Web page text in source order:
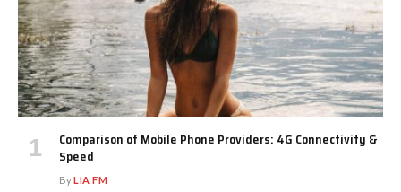
Comparison of Mobile Phone Providers: 4G Connectivity &
Speed
ByLIA FM